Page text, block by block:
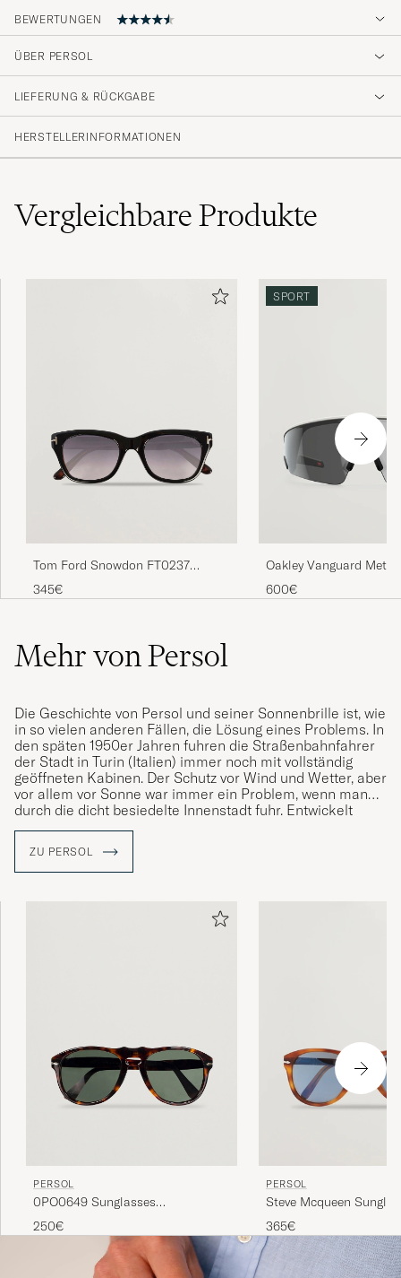
BEWERTUNGEN
Snyggaste och mest kvalitativa solglasögonen
jag har ägt. Italienarna kan mode!
ÜBER PERSOL
LIEFERUNG & RÜCKGABE
HERSTELLERINFORMATIONEN
VergleichbareProdukte
Tom Ford Snowdon FT0237
Sunglasses Black
345€
SPORT
Oakley Vanguard Meta
Sunglasses Black
600€
Mehr von Persol
Die Geschichte von Persol und seiner Sonnenbrille ist, wie
in so vielen anderen Fällen, die Lösung eines Problems. In
den späten 1950er Jahren fuhren die Straßenbahnfahrer
der Stadt in Turin (Italien) immer noch mit vollständig
geöffneten Kabinen. Der Schutz vor Wind und Wetter, aber
vor allem vor Sonne war immer ein Problem, wenn man
durch die dicht besiedelte Innenstadt fuhr. Entwickelt
wurde die Sonnenbrille PO 649, ein Modell, das das
Klassiker unter den Sonnenbrillen geworden ist.
ZU PERSOL
PERSOL
0PO0649 Sunglasses
Havana/Crystal Green
250€
PERSOL
Steve Mcqueen
Havana
365€